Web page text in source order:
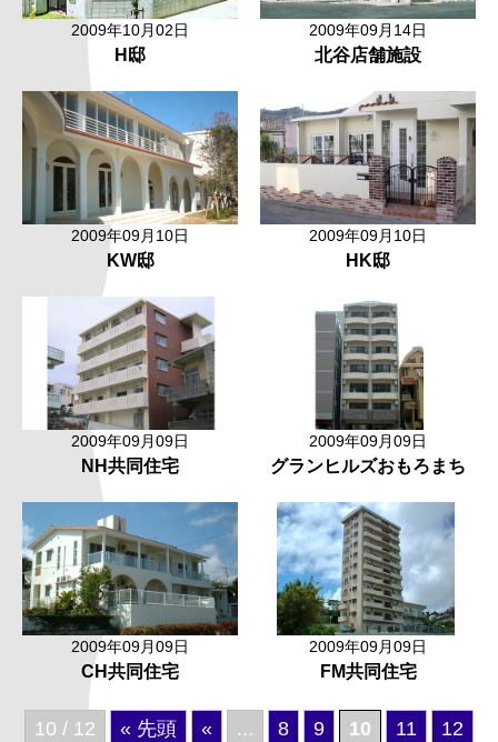
2009年10月02日
H邸
2009年09月14日
北谷店舗施設
2009年09月10日
KW邸
2009年09月10日
HK邸
2009年09月09日
NH共同住宅
2009年09月09日
グランヒルズおもろまち
2009年09月09日
CH共同住宅
2009年09月09日
FM共同住宅
10 / 12 « 先頭 « ... 8 9 10 11 12